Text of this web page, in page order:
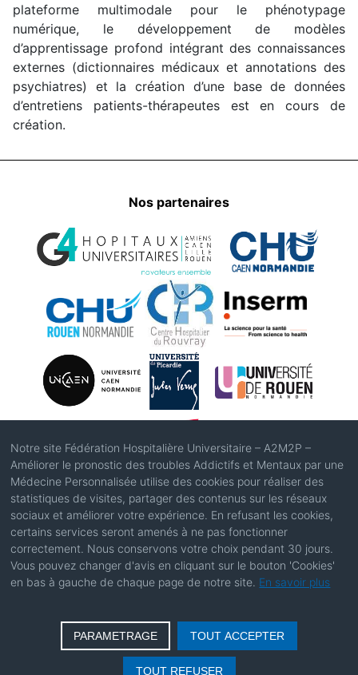
plateforme multimodale pour le phénotypage
numérique, le développement de modèles
d’apprentissage profond intégrant des connaissances
externes (dictionnaires médicaux et annotations des
psychiatres) et la création d’une base de données
d’entretiens patients-thérapeutes est en cours de
création.
Nos partenaires
Suivez-nous sur Twitter/X :
Site hébergé par Cyceron
Notre site Fédération Hospitalière Universitaire – A2M2P –
Améliorer le pronostic des troubles Addictifs et Mentaux par une
Médecine Personnalisée utilise des cookies pour réaliser des
statistiques de visites, partager des contenus sur les réseaux
sociaux et améliorer votre expérience. En refusant les cookies,
certains services seront amenés à ne pas fonctionner
correctement. Nous conservons votre choix pendant 30 jours.
Vous pouvez changer d'avis en cliquant sur le bouton 'Cookies'
en bas à gauche de chaque page de notre site. En savoir plus
PARAMETRAGE TOUT ACCEPTER
TOUT REFUSER